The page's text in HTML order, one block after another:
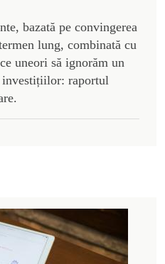
bazată pe convingerea
lung, combinată cu
uneori să ignorăm un
raportul